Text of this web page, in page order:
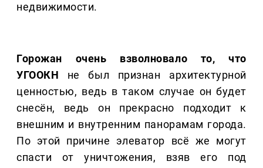
недвижимости.
Горожан очень взволновало то, что
УГООКН не был признан архитектурной
ценностью, ведь в таком случае он будет
снесён, ведь он прекрасно подходит к
внешним и внутренним панорамам города.
По этой причине элеватор всё же могут
спасти от уничтожения, взяв его под